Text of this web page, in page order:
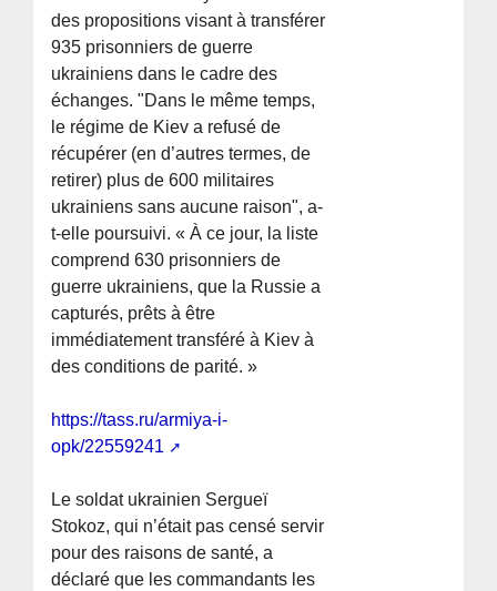
des propositions visant à transférer
935 prisonniers de guerre
ukrainiens dans le cadre des
échanges. "Dans le même temps,
le régime de Kiev a refusé de
récupérer (en d’autres termes, de
retirer) plus de 600 militaires
ukrainiens sans aucune raison", a-
t-elle poursuivi. « À ce jour, la liste
comprend 630 prisonniers de
guerre ukrainiens, que la Russie a
capturés, prêts à être
immédiatement transféré à Kiev à
des conditions de parité. »
https://tass.ru/armiya-i-
opk/22559241
Le soldat ukrainien Sergueï
Stokoz, qui n’était pas censé servir
pour des raisons de santé, a
déclaré que les commandants les